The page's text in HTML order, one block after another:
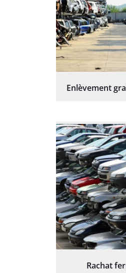
Enlèvement
Rachat